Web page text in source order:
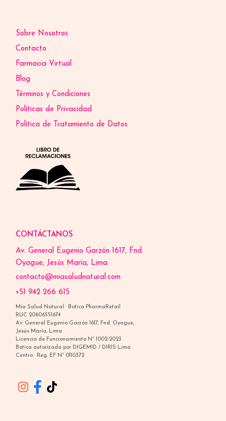
Sobre Nosotros
Contacto
Farmacia Virtual
Blog
Términos y Condiciones
Políticas de Privacidad
Política de Tratamiento de Datos
CONTÁCTANOS
Av. General Eugenio Garzón 1617, Fnd.
Oyague, Jesús María, Lima
contacto@miasaludnatural.com
+51 942 266 615
Mía Salud Natural · Botica PharmaRetail
RUC 20606551674
Av. General Eugenio Garzón 1617, Fnd. Oyague,
Jesús María, Lima
Licencia de Funcionamiento N° 1002-2023
Botica autorizada por DIGEMID / DIRIS Lima
Centro · Reg. EF N° 0110372